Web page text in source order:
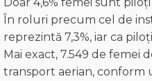
În roluri precum cel de
reprezintă 7,3%, iar ca
Mai exact, 7.549 de femei
transport aerian, conform